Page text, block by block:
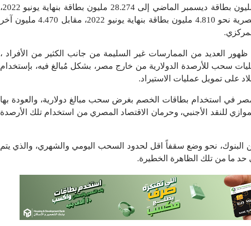
عدد البطاقات المدفوعة مقدمًا من 26.068 مليون بطاقة ديسمبر الماضي إلى 28.274 مليون بطاقة بنهاية يونيو 2022،
بينما سجل عدد بطاقات الائتمان بالسوق المصرية نحو 4.810 مليون بطاقة بنهاية يونيو 2022، مقابل 4.470 مليون آخر
العديد من الممارسات غير السليمة من جانب الكثير من الأفراد ،
سحب للأرصدة الدولارية من خارج مصر، بشكل مُبالغ فيه، بإستخدام
على تمويل عمليات الاستيراد.
في استخدام بطاقات الخصم بغرض سحب مبالغ دولارية، والعودة بها
للنقد الأجنبي، وحرمان الاقتصاد المصري من استخدام تلك الأرصدة
البنوك، نحو وضع سقفاً اقل لحدود السحب اليومي والشهري، والذي يتم
ما من تلك الظاهرة الخطيرة.